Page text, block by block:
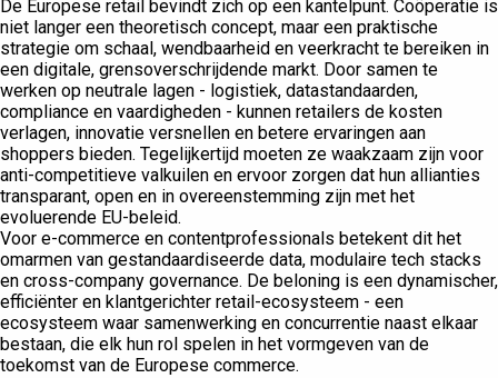
De Europese retail bevindt zich op een kantelpunt. Coöperatie is
niet langer een theoretisch concept, maar een praktische
strategie om schaal, wendbaarheid en veerkracht te bereiken in
een digitale, grensoverschrijdende markt. Door samen te
werken op neutrale lagen - logistiek, datastandaarden,
compliance en vaardigheden - kunnen retailers de kosten
verlagen, innovatie versnellen en betere ervaringen aan
shoppers bieden. Tegelijkertijd moeten ze waakzaam zijn voor
anti-competitieve valkuilen en ervoor zorgen dat hun allianties
transparant, open en in overeenstemming zijn met het
evoluerende EU-beleid.
Voor e-commerce en contentprofessionals betekent dit het
omarmen van gestandaardiseerde data, modulaire tech stacks
en cross-company governance. De beloning is een dynamischer,
efficiënter en klantgerichter retail-ecosysteem - een
ecosysteem waar samenwerking en concurrentie naast elkaar
bestaan, die elk hun rol spelen in het vormgeven van de
toekomst van de Europese commerce.